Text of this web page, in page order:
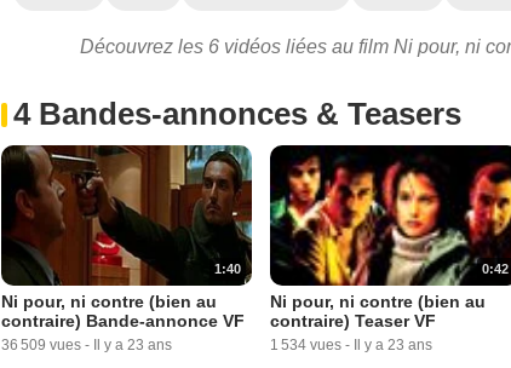
Découvrez les 6 vidéos liées au film Ni pour, ni
4 Bandes-annonces & Teasers
1:40
Ni pour, ni contre (bien au
contraire) Bande-annonce VF
36 509 vues - Il y a 23 ans
0:42
Ni pour, ni contre (bien au
contraire) Teaser VF
1 534 vues - Il y a 23 ans